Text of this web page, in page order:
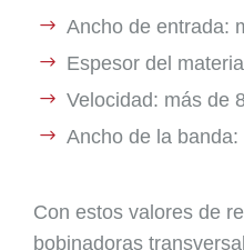
Ancho de entrada:
Espesor del
Velocidad: más de
Ancho de la
Con estos valores de
bobinadoras